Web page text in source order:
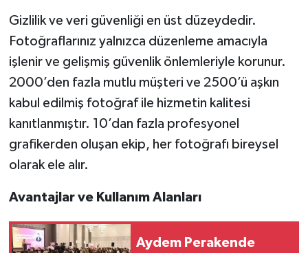
Gizlilik ve veri güvenliği en üst düzeydedir.
Fotoğraflarınız yalnızca düzenleme amacıyla
işlenir ve gelişmiş güvenlik önlemleriyle korunur.
2000’den fazla mutlu müşteri ve 2500’ü aşkın
kabul edilmiş fotoğraf ile hizmetin kalitesi
kanıtlanmıştır. 10’dan fazla profesyonel
grafikerden oluşan ekip, her fotoğrafı bireysel
olarak ele alır.
Avantajlar ve Kullanım Alanları
Aydem Perakende